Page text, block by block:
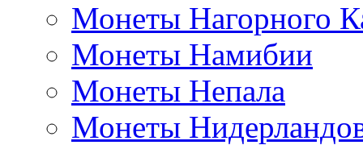
Монеты Нагорного
Монеты Намибии
Монеты Непала
Монеты